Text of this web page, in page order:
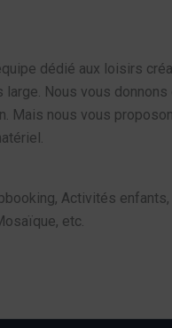
dédié aux loisirs
large. Nous vous
Mais nous vous
Activités enfants,
etc.